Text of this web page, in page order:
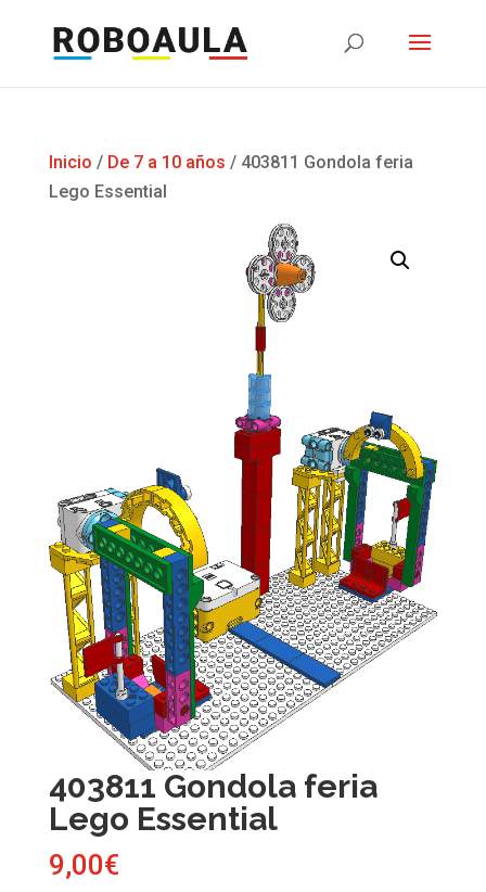
Inicio / De 7 a 10 años / 403811 Gondola feria
Lego Essential
403811 Gondola feria
Lego Essential
9,00€